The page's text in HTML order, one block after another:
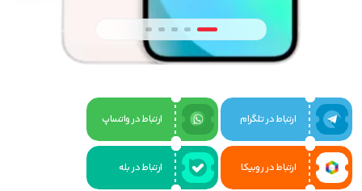
ارتباط در تلگرام ارتباط در واتساپ
ارتباط در روبیکا ارتباط در بله